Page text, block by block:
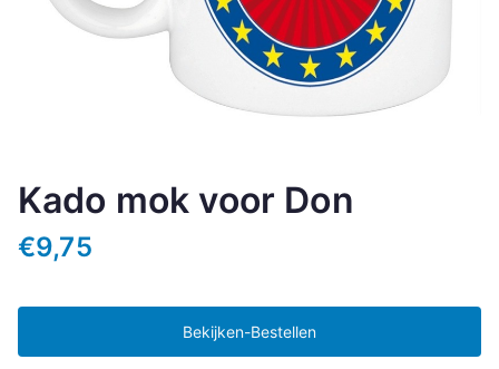
Kado mok voor Don
€9,75
Bekijken-Bestellen